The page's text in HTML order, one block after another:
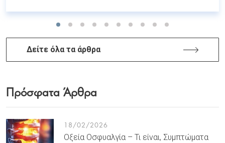
Δείτε όλα τα άρθρα
Πρόσφατα Άρθρα
18/02/2026
Οξεία Οσφυαλγία – Τι είναι, Συμπτώματα